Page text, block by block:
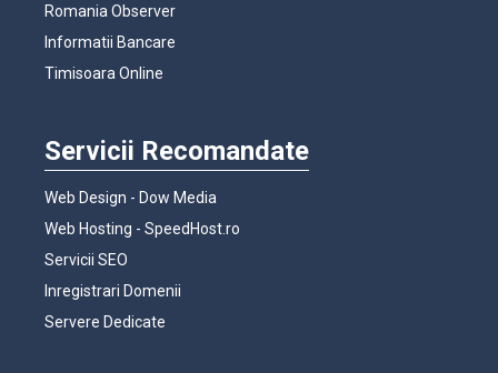
Romania Observer
Informatii Bancare
Timisoara Online
Servicii Recomandate
Web Design - Dow Media
Web Hosting - SpeedHost.ro
Servicii SEO
Inregistrari Domenii
Servere Dedicate